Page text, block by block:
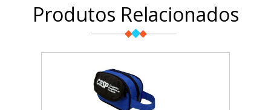
Produtos Relacionados